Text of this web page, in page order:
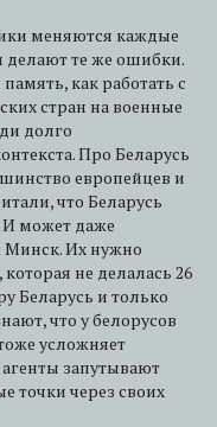
меняются каждые
делают те же ошибки.
как работать с
стран на военные
долго
Про Беларусь
европейцев и
что Беларусь
И может даже
Минск. Их нужно
не делалась 26
Беларусь и только
что у белорусов
усложняет
запутывают
точки через своих